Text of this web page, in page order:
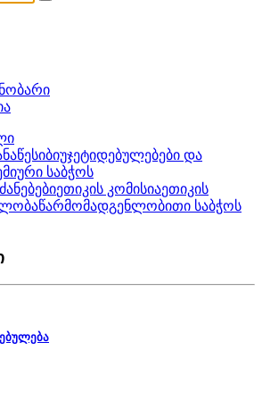
ბიუჯეტიდებულებები და
საბჭოს
ეთიკის კომისიაეთიკის
წარმომადგენლობითი საბჭოს